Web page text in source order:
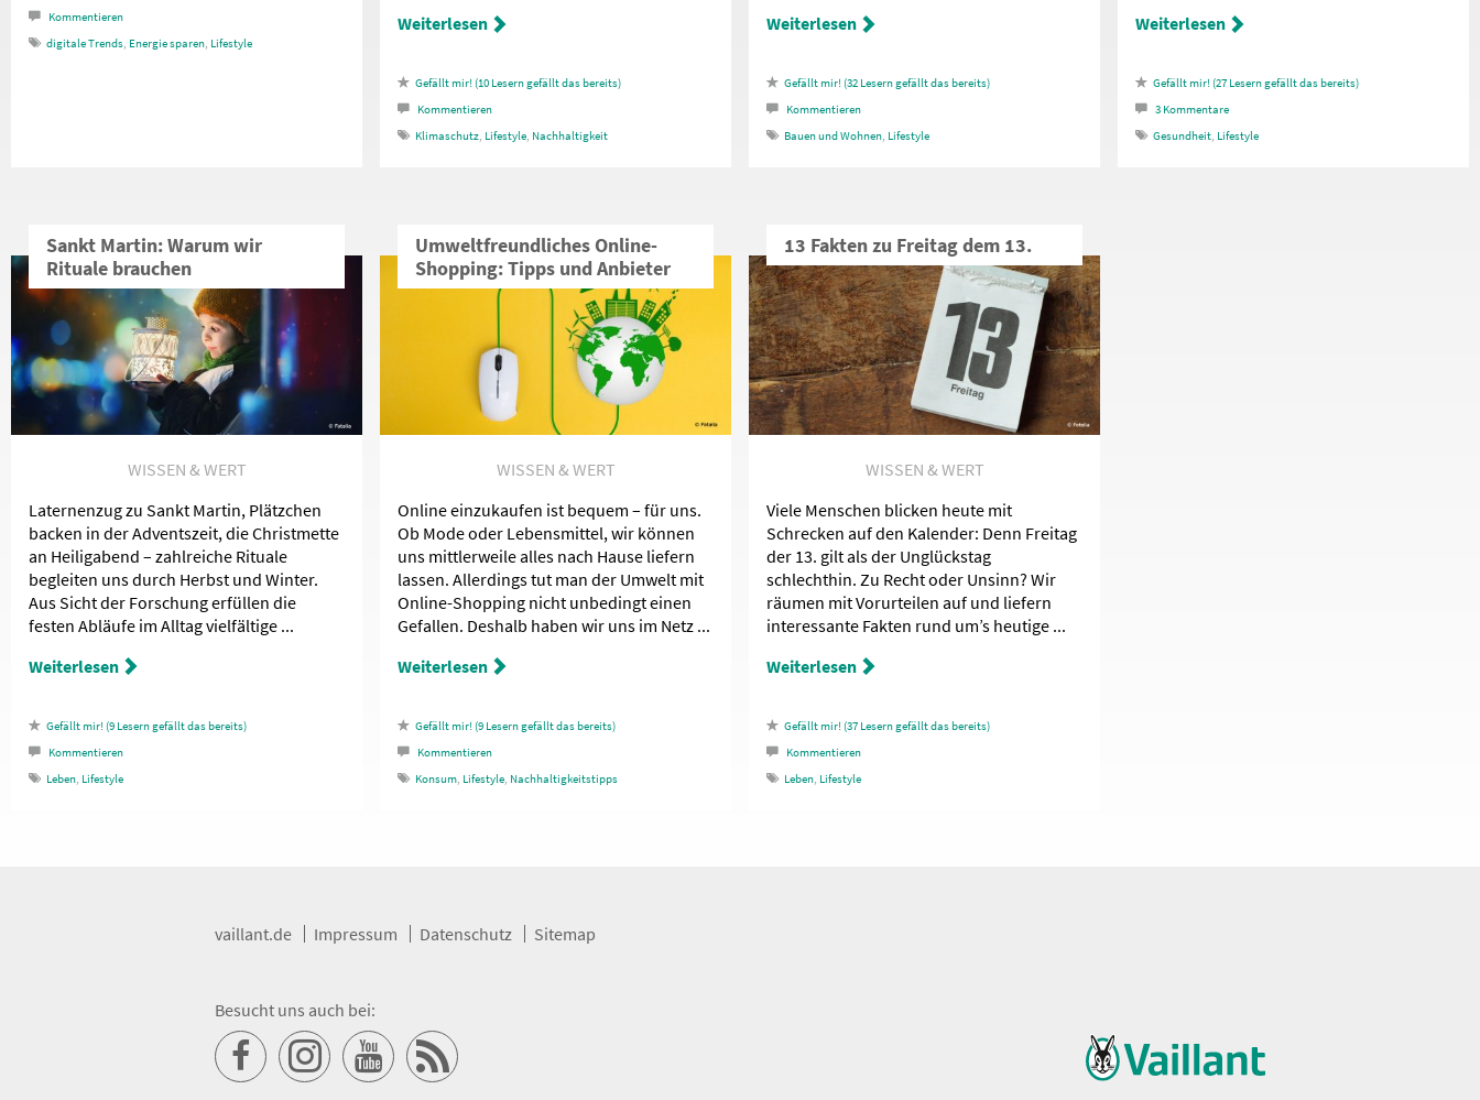
Kommentieren
digitale Trends, Energie sparen, Lifestyle
Weiterlesen
10 Lesern gefällt das
Kommentieren
Klimaschutz, Lifestyle, Nachhaltigkeit
Weiterlesen
32 Lesern gefällt das
Kommentieren
Bauen und Wohnen, Lifestyle
Weiterlesen
27 Lesern gefällt das
3 Kommentare
Gesundheit, Lifestyle
Sankt Martin: Warum wir
Rituale brauchen
WISSEN & WERT
Laternenzug zu Sankt Martin, Plätzchen
backen in der Adventszeit, die Christmette
an Heiligabend – zahlreiche Rituale
begleiten uns durch Herbst und Winter.
Aus Sicht der Forschung erfüllen die
festen Abläufe im Alltag vielfältige ...
Weiterlesen
9 Lesern gefällt das
Kommentieren
Leben Lifestyle
Umweltfreundliches Online-
Shopping: Tipps und Anbieter
WISSEN & WERT
Online einzukaufen ist bequem – für uns.
Ob Mode oder Lebensmittel, wir können
uns mittlerweile alles nach Hause liefern
lassen. Allerdings tut man der Umwelt mit
Online-Shopping nicht unbedingt einen
Gefallen. Deshalb haben wir uns im Netz ...
Weiterlesen
9 Lesern gefällt das
Kommentieren
Konsum Lifestyle Nachhaltigkeitstipps
13 Fakten zu Freitag dem 13.
WISSEN & WERT
Viele Menschen blicken heute mit
Schrecken auf den Kalender: Denn Freitag
der 13. gilt als der Unglückstag
schlechthin. Zu Recht oder Unsinn? Wir
räumen mit Vorurteilen auf und liefern
interessante Fakten rund um’s heutige ...
Weiterlesen
37 Lesern gefällt das
Kommentieren
Leben Lifestyle
vaillant.de Impressum Datenschutz Sitemap
Besucht uns auch bei: